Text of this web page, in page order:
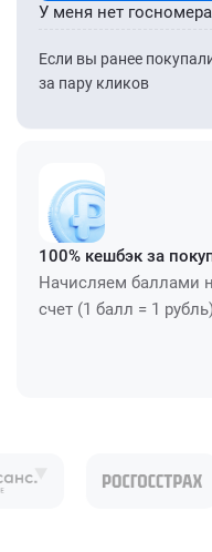
Если вы ранее
за пару кликов
У меня нет госномера
100% кешбэк за
Начисляем баллами
счет (1 балл = 1 рубль)